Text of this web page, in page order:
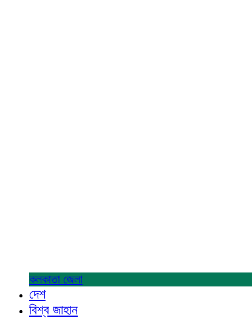
কলকাতা জেলা
দেশ
বিশ্ব জাহান